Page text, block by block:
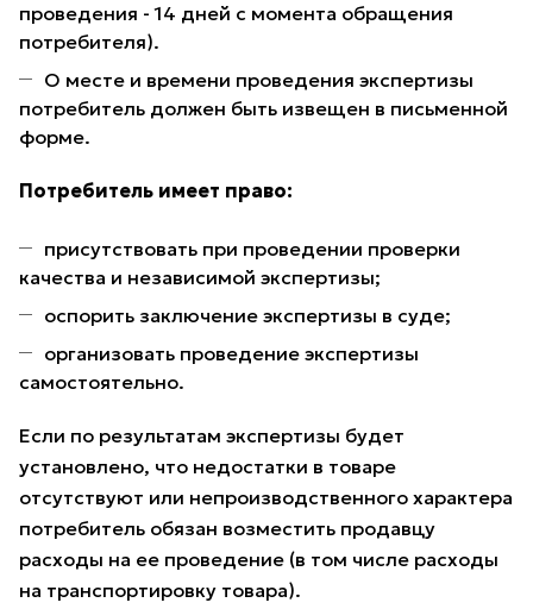
проведения - 14 дней с момента обращения
потребителя).
О месте и времени проведения экспертизы
потребитель должен быть извещен в письменной
форме.
Потребитель имеет право:
присутствовать при проведении проверки
качества и независимой экспертизы;
оспорить заключение экспертизы в суде;
организовать проведение экспертизы
самостоятельно.
Если по результатам экспертизы будет
установлено, что недостатки в товаре
отсутствуют или непроизводственного характера
потребитель обязан возместить продавцу
расходы на ее проведение (в том числе расходы
на транспортировку товара).